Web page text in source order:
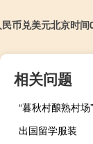
币兑美元北京时
相关问题
“暮秋村酿熟村场
出国留学服装